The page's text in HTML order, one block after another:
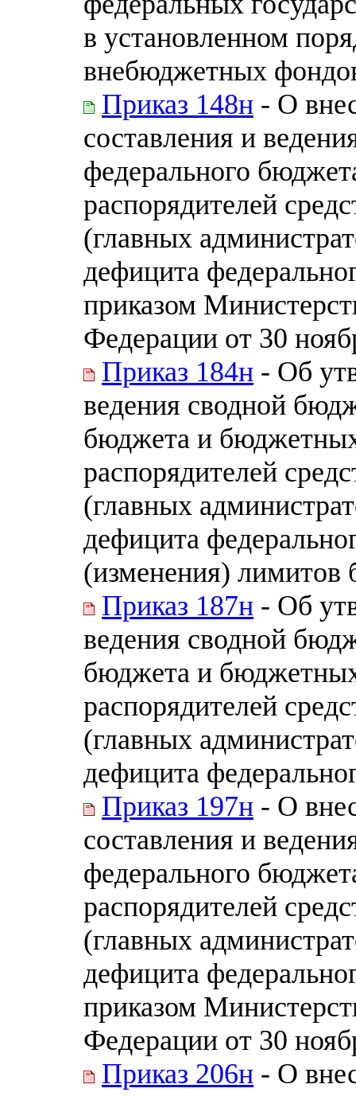
в установленном
внебюджетных
Приказ 148н - О
составления и
федерального
распорядителей
(главных
дефицита
приказом
Федерации от 30
Приказ 184н - Об
ведения сводной
бюджета и
распорядителей
(главных
дефицита
(изменения) лимитов
Приказ 187н - Об
ведения сводной
бюджета и
распорядителей
(главных
дефицита
Приказ 197н - О
составления и
федерального
распорядителей
(главных
дефицита
приказом
Федерации от 30
Приказ 206н - О